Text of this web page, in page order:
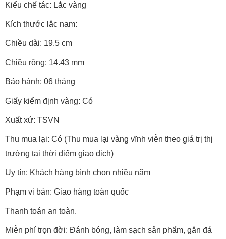
Kiểu chế tác: Lắc vàng
Kích thước lắc nam:
Chiều dài: 19.5 cm
Chiều rộng: 14.43 mm
Bảo hành: 06 tháng
Giấy kiểm định vàng: Có
Xuất xứ: TSVN
Thu mua lại: Có (Thu mua lại vàng vĩnh viễn theo giá trị thị
trường tại thời điểm giao dịch)
Uy tín: Khách hàng bình chọn nhiều năm
Phạm vi bán: Giao hàng toàn quốc
Thanh toán an toàn.
Miễn phí trọn đời: Đánh bóng, làm sạch sản phẩm, gắn đá